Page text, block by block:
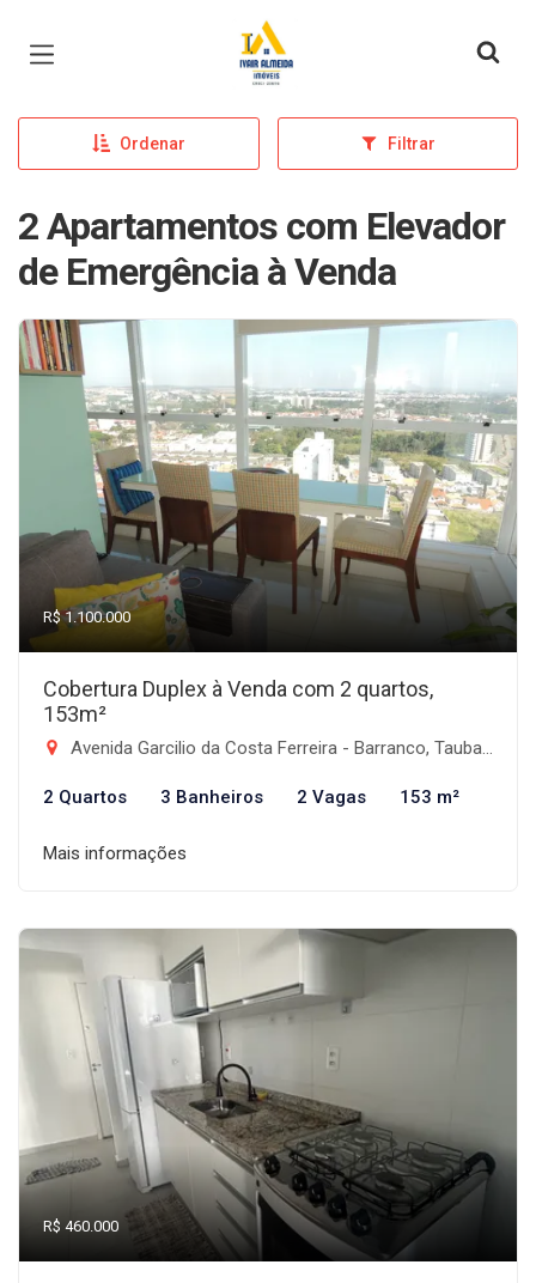
Página inicial
Ordenar Filtrar
2 Apartamentos com Elevador
de Emergência à Venda
R$ 1.100.000
Cobertura Duplex à Venda com 2 quartos,
153m²
Avenida Garcilio da Costa Ferreira - Barranco, Taubaté-SP
2 Quartos 3 Banheiros 2 Vagas 153 m²
Mais informações
R$ 460.000